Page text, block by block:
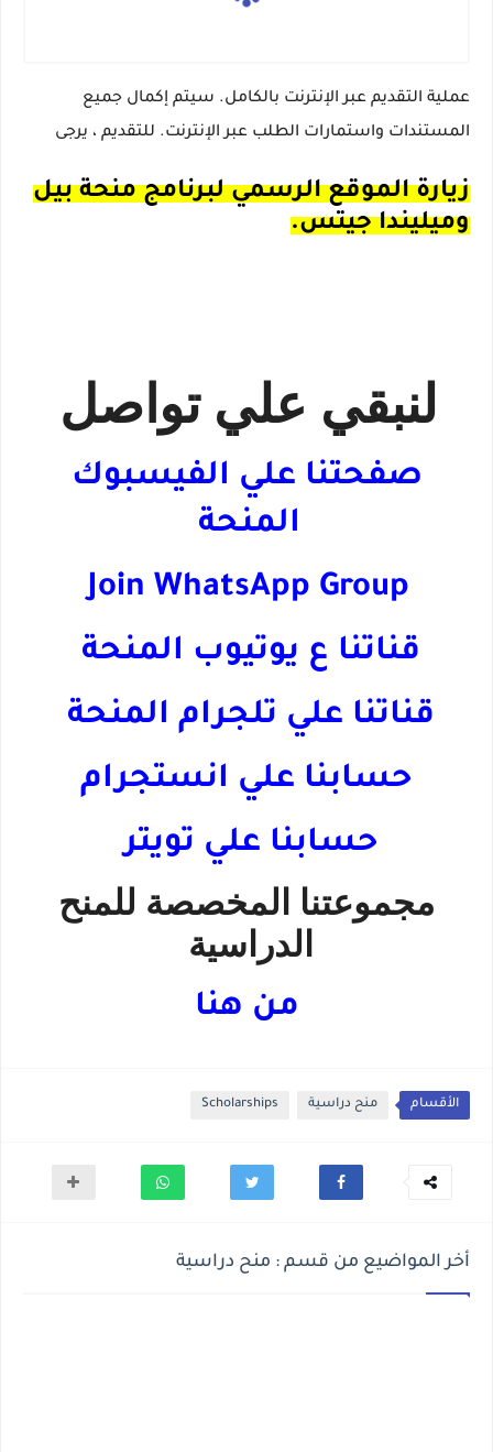
عملية التقديم عبر الإنترنت بالكامل. سيتم إكمال جميع
المستندات واستمارات الطلب عبر الإنترنت. للتقديم ، يرجى
زيارة الموقع الرسمي لبرنامج منحة بيل
وميليندا جيتس.
لنبقي علي تواصل
صفحتنا علي الفيسبوك
المنحة
Join WhatsApp Group
قناتنا ع يوتيوب المنحة
قناتنا علي تلجرام المنحة
حسابنا علي انستجرام
حسابنا علي تويتر
مجموعتنا المخصصة للمنح
الدراسية
من هنا
الأقسام منح دراسية Scholarships
أخر المواضيع من قسم : منح دراسية